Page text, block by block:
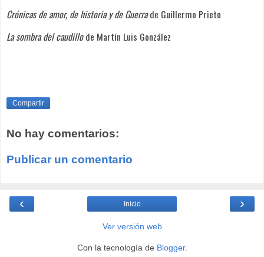
Crónicas de amor, de historia y de Guerrade Guillermo Prieto
La sombra del caudillode Martín Luis González
Compartir
No hay comentarios:
Publicar un comentario
‹ ›
Inicio
Ver versión web
Con la tecnología de Blogger.